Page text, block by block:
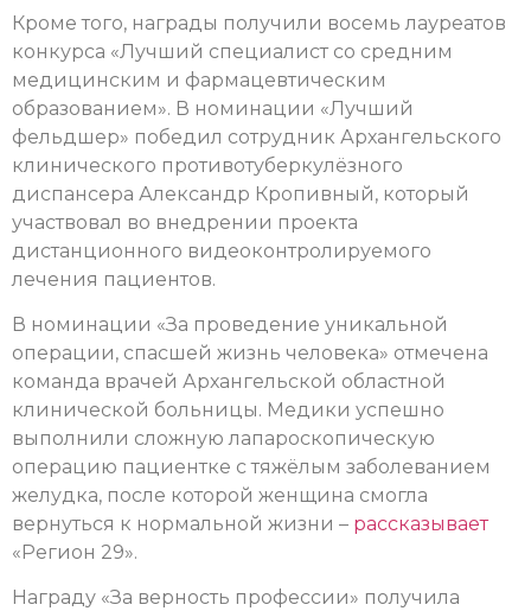
Кроме того, награды получили восемь лауреатов
конкурса «Лучший специалист со средним
медицинским и фармацевтическим
образованием». В номинации «Лучший
фельдшер» победил сотрудник Архангельского
клинического противотуберкулёзного
диспансера Александр Кропивный, который
участвовал во внедрении проекта
дистанционного видеоконтролируемого
лечения пациентов.
В номинации «За проведение уникальной
операции, спасшей жизнь человека» отмечена
команда врачей Архангельской областной
клинической больницы. Медики успешно
выполнили сложную лапароскопическую
операцию пациентке с тяжёлым заболеванием
желудка, после которой женщина смогла
вернуться к нормальной жизни – рассказывает
«Регион 29».
Награду «За верность профессии» получила